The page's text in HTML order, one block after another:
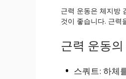
근력 운동은 체지방
것이 좋습니다. 근력
근력 운동
스쿼트: 하체